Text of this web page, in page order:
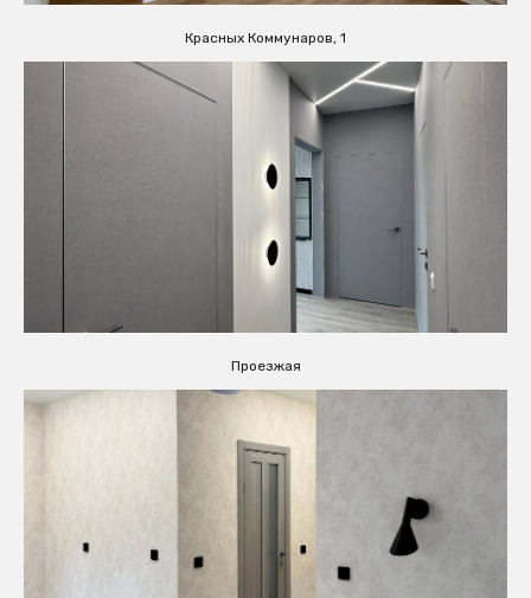
Красных Коммунаров, 1
Проезжая